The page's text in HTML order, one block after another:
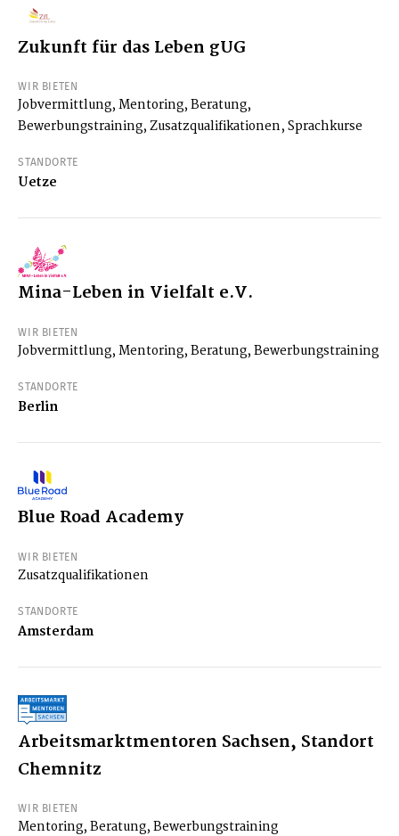
Zukunft für das Leben gUG
WIR BIETEN
Jobvermittlung, Mentoring, Beratung,
Bewerbungstraining, Zusatzqualifikationen, Sprachkurse
STANDORTE
Uetze
Mina-Leben in Vielfalt e.V.
WIR BIETEN
Jobvermittlung, Mentoring, Beratung, Bewerbungstraining
STANDORTE
Berlin
Blue Road Academy
WIR BIETEN
Zusatzqualifikationen
STANDORTE
Amsterdam
Arbeitsmarktmentoren Sachsen, Standort
Chemnitz
WIR BIETEN
Mentoring, Beratung, Bewerbungstraining